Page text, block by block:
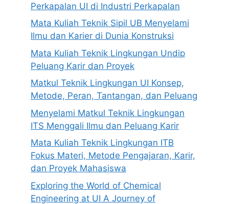
Perkapalan UI di Industri Perkapalan
Mata Kuliah Teknik Sipil UB Menyelami
Ilmu dan Karier di Dunia Konstruksi
Mata Kuliah Teknik Lingkungan Undip
Peluang Karir dan Proyek
Matkul Teknik Lingkungan UI Konsep,
Metode, Peran, Tantangan, dan Peluang
Menyelami Matkul Teknik Lingkungan
ITS Menggali Ilmu dan Peluang Karir
Mata Kuliah Teknik Lingkungan ITB
Fokus Materi, Metode Pengajaran, Karir,
dan Proyek Mahasiswa
Exploring the World of Chemical
Engineering at UI A Journey of